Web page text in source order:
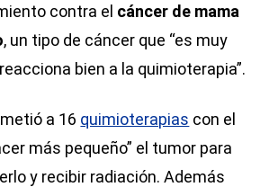
contra el cáncer de mama
, un tipo de cáncer que “es muy
bien a la quimioterapia”.
a 16 quimioterapias con el
más pequeño” el tumor para
y recibir radiación. Además